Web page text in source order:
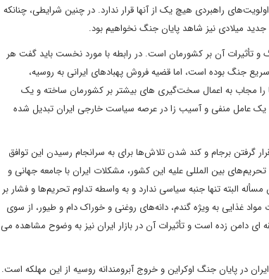
راهبردی هیچ یک از آنها قرار ندارد. در چنین شرایطی، چنانکه
جدید میلادی نیز شاهد پایان جنگ نخواهیم بود.
و تأثیرات آن بر کشورمان است. در رابطه با مورد نخست باید گفت هر
جنگ بوده است، اما قضیه فروش پهبادهای ایرانی به روسیه،
را مجاب به اعمال سخت‌گیری های بیشتر بر کشورمان ساخته و یک
یک عامل منفی و آسیب زا در عرصه سیاست خارجی ایران تبدیل شده
گرفتن برجام و کند شدن تلاش‌ها برای به سرانجام رسیدن این توافق
بین المللی علیه این کشور، مشکلات ایران با جامعه جهانی و
البته تنها جنبه سیاسی ندارد و به واسطه تداوم تحریم‌ها و فشار بر
غذایی به ویژه گندم، دانه‌های روغنی و خوراک دام و طیور، از سوی
دامن زده است و تأثیرات آن در بازار ایران نیز به وضوح مشاهده می
در پایان جنگ اوکراین و خروج آبرومندانه روسیه از این مهلکه است.